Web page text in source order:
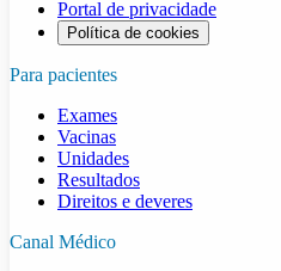
Portal de privacidade
Política de cookies
Para pacientes
Exames
Vacinas
Unidades
Resultados
Direitos e deveres
Canal Médico